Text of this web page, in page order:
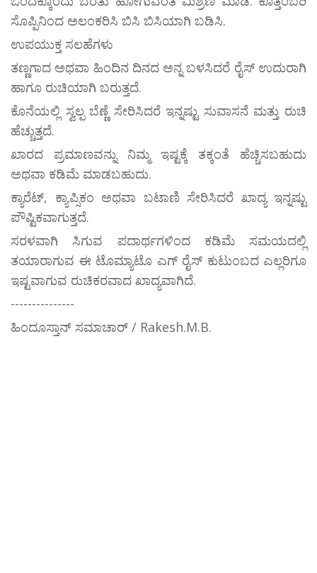
ಸೊಪ್ಪಿನಿಂದ ಅಲಂಕರಿಸಿ ಬಿಸಿ ಬಿಸಿಯಾಗಿ ಬಡಿಸಿ.
ಉಪಯುಕ್ತ ಸಲಹೆಗಳು
ತಣ್ಣಗಾದ ಅಥವಾ ಹಿಂದಿನ ದಿನದ ಅನ್ನ ಬಳಸಿದರೆ ರೈಸ್ ಉದುರಾಗಿ
ಹಾಗೂ ರುಚಿಯಾಗಿ ಬರುತ್ತದೆ.
ಕೊನೆಯಲ್ಲಿ ಸ್ವಲ್ಪ ಬೆಣ್ಣೆ ಸೇರಿಸಿದರೆ ಇನ್ನಷ್ಟು ಸುವಾಸನೆ ಮತ್ತು ರುಚಿ
ಹೆಚ್ಚುತ್ತದೆ.
ಖಾರದ ಪ್ರಮಾಣವನ್ನು ನಿಮ್ಮ ಇಷ್ಟಕ್ಕೆ ತಕ್ಕಂತೆ ಹೆಚ್ಚಿಸಬಹುದು
ಅಥವಾ ಕಡಿಮೆ ಮಾಡಬಹುದು.
ಕ್ಯಾರೆಟ್, ಕ್ಯಾಪ್ಸಿಕಂ ಅಥವಾ ಬಟಾಣಿ ಸೇರಿಸಿದರೆ ಖಾದ್ಯ ಇನ್ನಷ್ಟು
ಪೌಷ್ಟಿಕವಾಗುತ್ತದೆ.
ಸರಳವಾಗಿ ಸಿಗುವ ಪದಾರ್ಥಗಳಿಂದ ಕಡಿಮೆ ಸಮಯದಲ್ಲಿ
ತಯಾರಾಗುವ ಈ ಟೊಮ್ಯಾಟೊ ಎಗ್ ರೈಸ್ ಕುಟುಂಬದ ಎಲ್ಲರಿಗೂ
ಇಷ್ಟವಾಗುವ ರುಚಿಕರವಾದ ಖಾದ್ಯವಾಗಿದೆ.
---------------
ಹಿಂದೂಸ್ತಾನ್ ಸಮಾಚಾರ್ / Rakesh.M.B.